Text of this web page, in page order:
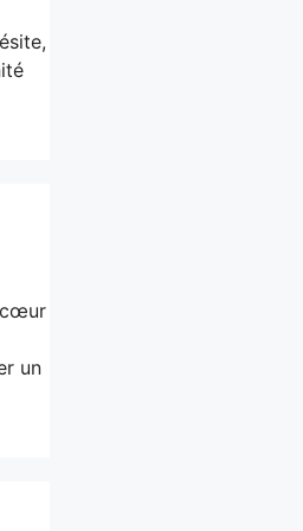
cœur
un